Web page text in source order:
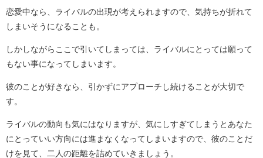
恋愛中なら、ライバルの出現が考えられますので、気持ちが折れて
しまいそうになることも。
しかしながらここで引いてしまっては、ライバルにとっては願って
もない事になってしまいます。
彼のことが好きなら、引かずにアプローチし続けることが大切で
す。
ライバルの動向も気にはなりますが、気にしすぎてしまうとあなた
にとっていい方向には進まなくなってしまいますので、彼のことだ
けを見て、二人の距離を詰めていきましょう。